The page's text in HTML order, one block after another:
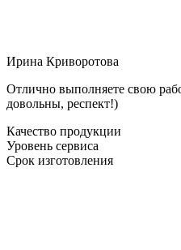
Ирина Криворотова
Отлично выполняете свою
довольны, респект!)
Качество продукции
Уровень сервиса
Срок изготовления